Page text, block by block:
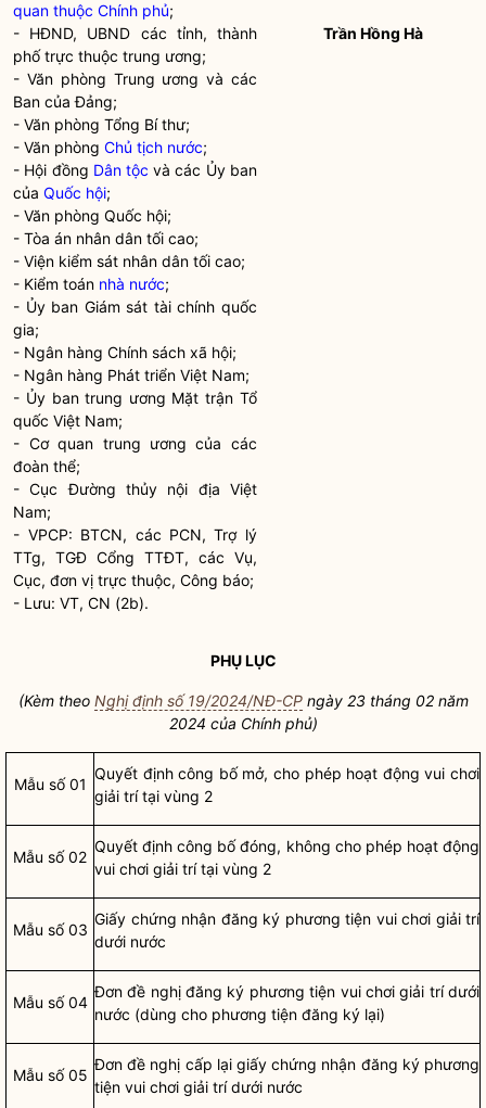
quan thuộc Chính phủ;
- HĐND, UBND các tỉnh, thành
phố trực thuộc trung ương;
- Văn phòng Trung ương và các
Ban của Đảng;
- Văn phòng Tổng Bí thư;
- Văn phòngChủ tịch nước;
- Hội đồng Dân tộc và các Ủy ban
củaQuốc hội;
- Văn phòngQuốc hội;
- Tòa án nhân dân tối cao;
- Viện kiểm sát nhân dân tối cao;
- Kiểm toán nhà nước;
- Ủy ban Giám sát tài chính quốc
gia;
- Ngân hàng Chính sách xã hội;
- Ngân hàng Phát triển Việt Nam;
- Ủy ban trung ương Mặt trận Tổ
quốc Việt Nam;
- Cơ quan trung ương của các
đoàn thể;
- CụcĐường thủy nội địa Việt
Nam;
- VPCP: BTCN, các PCN, Trợ lý
TTg, TGĐ Cổng TTĐT, các Vụ,
Cục, đơn vị trực thuộc, Công báo;
- Lưu: VT, CN (2b).
Trần Hồng Hà
PHỤ LỤC
(Kèm theo Nghị định số 19/2024/NĐ-CPngày 23 tháng 02 năm
2024 của Chính phủ)
Mẫu số 01
Quyết định công bố mở, cho phép hoạt động vui chơi
giải trí tại vùng 2
Mẫu số 02
Quyết định công bố đóng, không cho phép hoạt động
vui chơi giải trí tại vùng 2
Mẫu số 03
Giấy chứng nhận đăng ký phương tiện vui chơi giải trí
dưới nước
Mẫu số 04
Đơn đề nghị đăng ký phương tiện vui chơi giải trí dưới
nước (dùng cho phương tiện đăng ký lại)
Mẫu số 05
Đơn đề nghị cấp lại giấy chứng nhận đăng ký phương
tiện vui chơi giải trí dưới nước